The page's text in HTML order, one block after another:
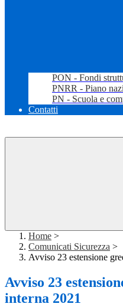
PON - Fondi
PNRR - Piano
PN - Scuola e
Contatti
Home >
Comunicati Sicurezza >
Avviso 23 estensione
Avviso 23
interna 2021